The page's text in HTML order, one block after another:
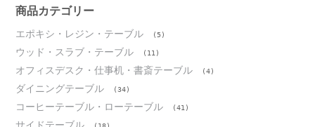
ブ
商品カテゴリー
エポキシ・レジン・テーブル (5)
ウッド・スラブ・テーブル (11)
オフィスデスク・仕事机・書斎テーブル (4)
ダイニングテーブル (34)
コーヒーテーブル・ローテーブル (41)
サイドテーブル